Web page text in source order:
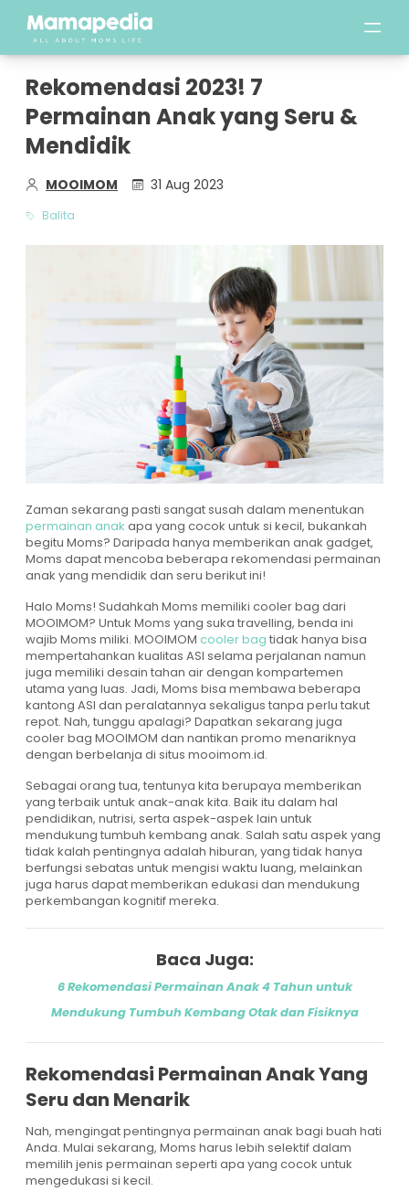
Rekomendasi 2023! 7
Permainan Anak yang Seru &
Mendidik
MOOIMOM 31 Aug 2023
Balita
Zaman sekarang pasti sangat susah dalam menentukan
permainan anak apa yang cocok untuk si kecil, bukankah
begitu Moms? Daripada hanya memberikan anak gadget,
Moms dapat mencoba beberapa rekomendasi permainan
anak yang mendidik dan seru berikut ini!
Halo Moms! Sudahkah Moms memiliki cooler bag dari
MOOIMOM? Untuk Moms yang suka travelling, benda ini
wajib Moms miliki. MOOIMOM cooler bag tidak hanya bisa
mempertahankan kualitas ASI selama perjalanan namun
juga memiliki desain tahan air dengan kompartemen
utama yang luas. Jadi, Moms bisa membawa beberapa
kantong ASI dan peralatannya sekaligus tanpa perlu takut
repot. Nah, tunggu apalagi? Dapatkan sekarang juga
cooler bag MOOIMOM dan nantikan promo menariknya
dengan berbelanja di situs mooimom.id.
Sebagai orang tua, tentunya kita berupaya memberikan
yang terbaik untuk anak-anak kita. Baik itu dalam hal
pendidikan, nutrisi, serta aspek-aspek lain untuk
mendukung tumbuh kembang anak. Salah satu aspek yang
tidak kalah pentingnya adalah hiburan, yang tidak hanya
berfungsi sebatas untuk mengisi waktu luang, melainkan
juga harus dapat memberikan edukasi dan mendukung
perkembangan kognitif mereka.
Baca Juga:
6 Rekomendasi Permainan Anak 4 Tahun untuk
Mendukung Tumbuh Kembang Otak dan Fisiknya
Rekomendasi Permainan Anak Yang
Seru dan Menarik
Nah, mengingat pentingnya permainan anak bagi buah hati
Anda. Mulai sekarang, Moms harus lebih selektif dalam
memilih jenis permainan seperti apa yang cocok untuk
mengedukasi si kecil.